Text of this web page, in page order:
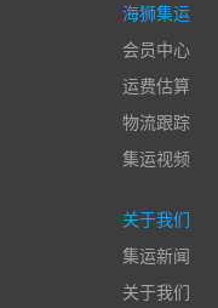
海狮集运
会员中心
运费估算
物流跟踪
集运视频
关于我们
集运新闻
关于我们